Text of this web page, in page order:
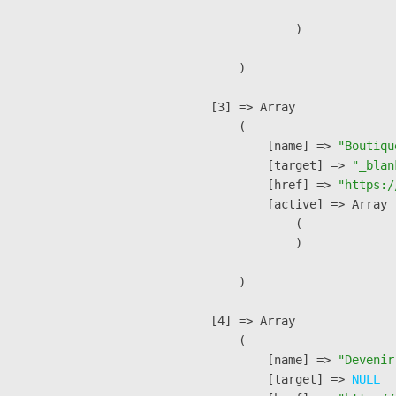
                )
        )
    [3] => Array
        (
            [name] =>
            [target] =>
            [href] =>
"https://
            [active] => Array
                (
                )
        )
    [4] => Array
        (
            [name] =>
"Devenir
            [target] =>
NULL